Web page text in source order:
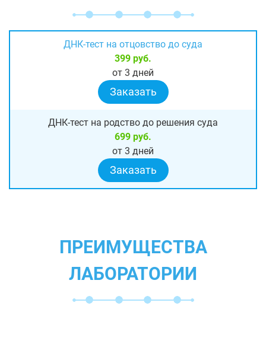
ДНК-тест на отцовство до суда
399 руб.
от 3 дней
Заказать
ДНК-тест на родство до решения суда
699 руб.
от 3 дней
Заказать
ПРЕИМУЩЕСТВА
ЛАБОРАТОРИИ